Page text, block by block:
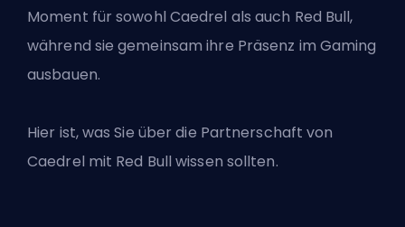
Moment für sowohl Caedrel als auch Red Bull,
während sie gemeinsam ihre Präsenz im Gaming
ausbauen.
Hier ist, was Sie über die Partnerschaft von
Caedrel mit Red Bull wissen sollten.